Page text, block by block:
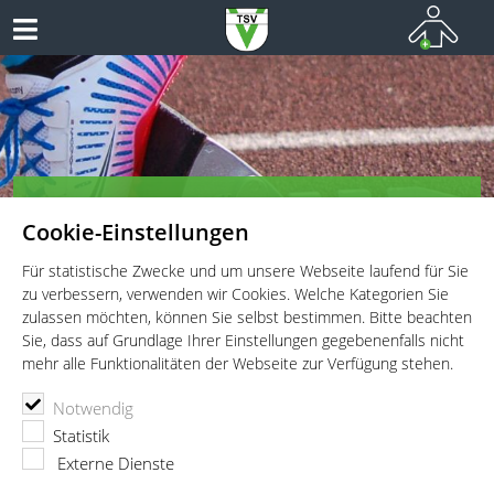
Cookie-Einstellungen
Für statistische Zwecke und um unsere Webseite laufend für Sie
zu verbessern, verwenden wir Cookies. Welche Kategorien Sie
zulassen möchten, können Sie selbst bestimmen. Bitte beachten
Sie, dass auf Grundlage Ihrer Einstellungen gegebenenfalls nicht
mehr alle Funktionalitäten der Webseite zur Verfügung stehen.
Notwendig
Statistik
Externe Dienste
Leichtathletik für Wettkämpfer, Leistungssportler und
Freitzeitathleten
TSV Vaterstetten e.V.
Karlsfelder Läufercup III
Karlsfelder Läufercup III